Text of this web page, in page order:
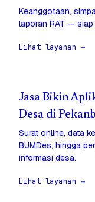
Keanggotaan,
laporan RAT — siap
Lihat layanan →
Jasa Bikin
Desa di
Surat online, data
BUMDes, hingga
informasi desa.
Lihat layanan →